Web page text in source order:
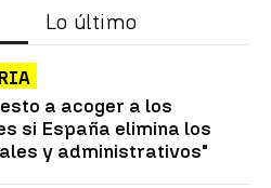
Lo último
a acoger a los
si España elimina los
y administrativos"